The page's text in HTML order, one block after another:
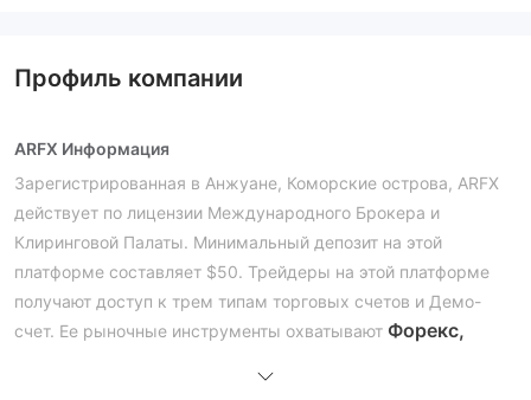
Профиль компании
ARFX Информация
Зарегистрированная в Анжуане, Коморские острова, ARFX
действует по лицензии Международного Брокера и
Клиринговой Палаты. Минимальный депозит на этой
платформе составляет $50. Трейдеры на этой платформе
получают доступ к трем типам торговых счетов и Демо-
счет. Ее рыночные инструменты охватывают Форекс,